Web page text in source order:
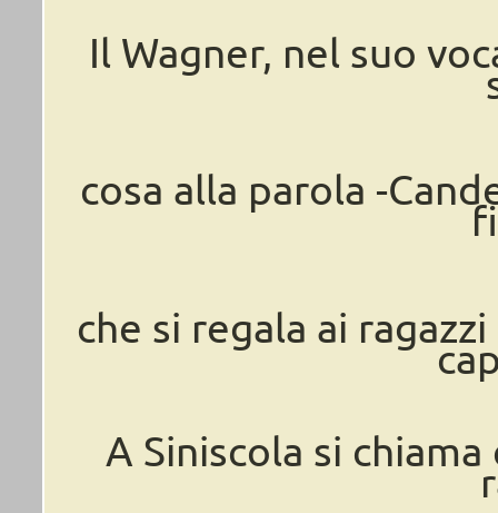
Il Wagner, nel suo
cosa alla parola -
che si regala ai
A Siniscola si